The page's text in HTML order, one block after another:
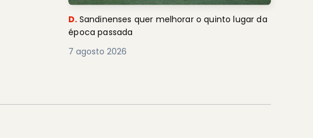
D. Sandinenses quer melhorar o quinto lugar da
época passada
7 agosto 2026